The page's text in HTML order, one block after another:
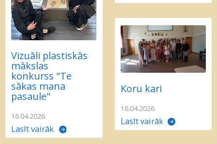
Vizuāli plastiskās
mākslas
konkurss "Te
sākas mana
pasaule"
16.04.2026
Lasīt vairāk
Koru kari
16.04.2026
Lasīt vairāk